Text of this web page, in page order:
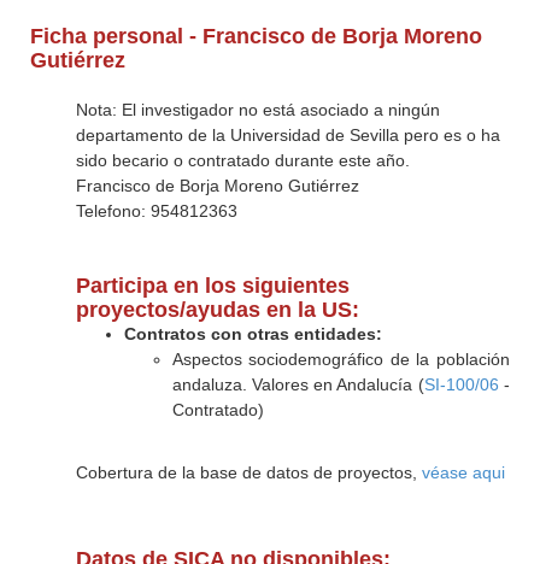
Ficha personal - Francisco de Borja Moreno
Gutiérrez
Nota: El investigador no está asociado a ningún
departamento de la Universidad de Sevilla pero es o ha
sido becario o contratado durante este año.
Francisco de Borja Moreno Gutiérrez
Telefono: 954812363
Participa en los siguientes
proyectos/ayudas en la US:
Contratos con otras entidades:
Aspectos sociodemográfico de la población
andaluza. Valores en Andalucía (SI-100/06 -
Contratado)
Cobertura de la base de datos de proyectos, véase aqui
Datos de SICA no disponibles: